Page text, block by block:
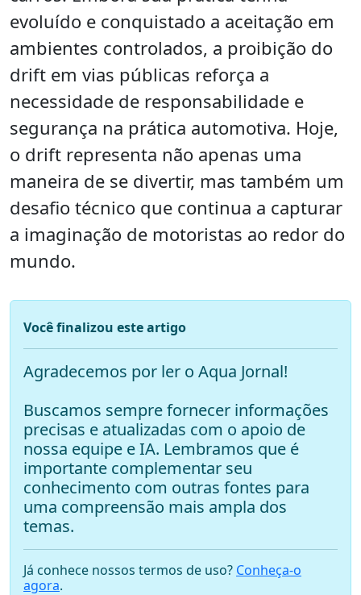
evoluído e conquistado a aceitação em
ambientes controlados, a proibição do
drift em vias públicas reforça a
necessidade de responsabilidade e
segurança na prática automotiva. Hoje,
o drift representa não apenas uma
maneira de se divertir, mas também um
desafio técnico que continua a capturar
a imaginação de motoristas ao redor do
mundo.
Você finalizou este artigo
Agradecemos por ler o Aqua Jornal!
Buscamos sempre fornecer informações
precisas e atualizadas com o apoio de
nossa equipe e IA. Lembramos que é
importante complementar seu
conhecimento com outras fontes para
uma compreensão mais ampla dos
temas.
Já conhece nossos termos de uso? Conheça-o
agora.